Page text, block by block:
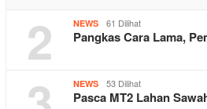
2 NEWS 61 Dilihat
Pangkas Cara Lama,
NEWS 53 Dilihat
Pasca MT2 Lahan